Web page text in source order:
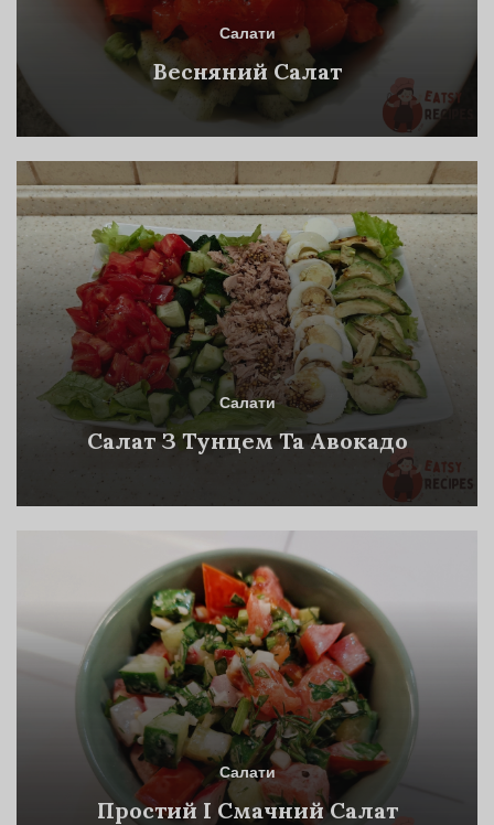
Салати
Весняний Салат
Салати
Салат З Тунцем Та Авокадо
Салати
Простий І Смачний Салат